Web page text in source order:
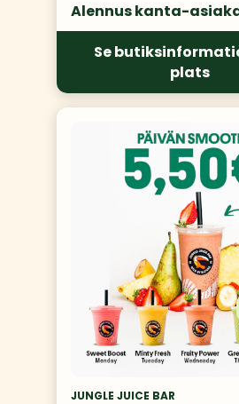
Alennus kanta-
Se
plats
JUNGLE JUICE BAR